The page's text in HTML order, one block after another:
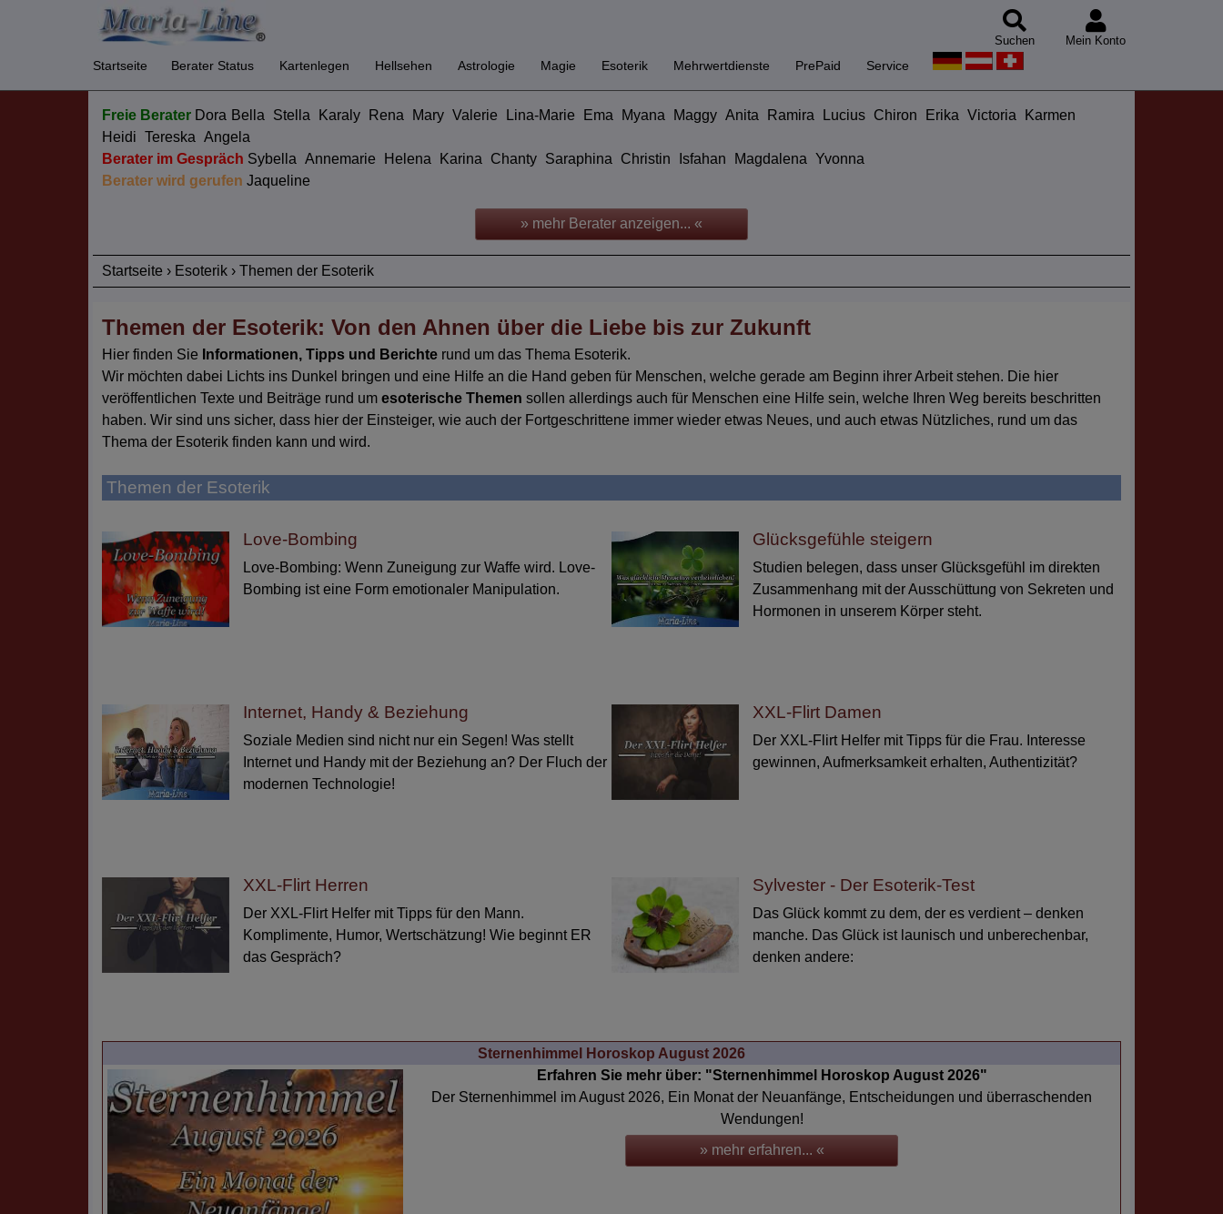
Suchen Mein Konto
Startseite Berater Status Kartenlegen Hellsehen Astrologie Magie Esoterik Mehrwertdienste PrePaid Service
Freie Berater Dora Bella Stella Karaly Rena Mary Valerie Lina-Marie Ema Myana Maggy Anita Ramira Lucius Chiron Erika Victoria
Karmen
Heidi Tereska Angela
Berater im Gespräch Sybella Annemarie Helena Karina Chanty Saraphina Christin Isfahan Magdalena Yvonna
Berater wird gerufen Jaqueline
» mehr Berater anzeigen... «
Startseite › Esoterik › Themen der Esoterik
Themen der Esoterik: Von den Ahnen über die Liebe bis zur Zukunft
Hier finden Sie Informationen, Tipps und Berichte rund um das Thema Esoterik.
Wir möchten dabei Lichts ins Dunkel bringen und eine Hilfe an die Hand geben für Menschen, welche gerade am Beginn ihrer Arbeit stehen. Die hier
veröffentlichen Texte und Beiträge rund um esoterische Themen sollen allerdings auch für Menschen eine Hilfe sein, welche Ihren Weg bereits beschritten
haben. Wir sind uns sicher, dass hier der Einsteiger, wie auch der Fortgeschrittene immer wieder etwas Neues, und auch etwas Nützliches, rund um das
Thema der Esoterik finden kann und wird.
Themen der Esoterik
Love-Bombing
Love-Bombing: Wenn Zuneigung zur Waffe wird. Love-
Bombing ist eine Form emotionaler Manipulation.
Glücksgefühle steigern
Studien belegen, dass unser Glücksgefühl im direkten
Zusammenhang mit der Ausschüttung von Sekreten und
Hormonen in unserem Körper steht.
Internet, Handy & Beziehung
Soziale Medien sind nicht nur ein Segen! Was stellt
Internet und Handy mit der Beziehung an? Der Fluch der
modernen Technologie!
XXL-Flirt Damen
Der XXL-Flirt Helfer mit Tipps für die Frau. Interesse
gewinnen, Aufmerksamkeit erhalten, Authentizität?
XXL-Flirt Herren
Der XXL-Flirt Helfer mit Tipps für den Mann.
Komplimente, Humor, Wertschätzung! Wie beginnt ER
das Gespräch?
Sylvester - Der Esoterik-Test
Das Glück kommt zu dem, der es verdient – denken
manche. Das Glück ist launisch und unberechenbar,
denken andere:
Sternenhimmel Horoskop August 2026
Erfahren Sie mehr über: "Sternenhimmel Horoskop August 2026"
Der Sternenhimmel im August 2026, Ein Monat der Neuanfänge, Entscheidungen und überraschenden
Wendungen!
» mehr erfahren... «